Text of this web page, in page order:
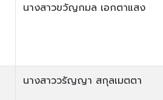
นางสาวขวัญกมล เอกตาแสง
นางสาววรัญญา สกุลเมตตา